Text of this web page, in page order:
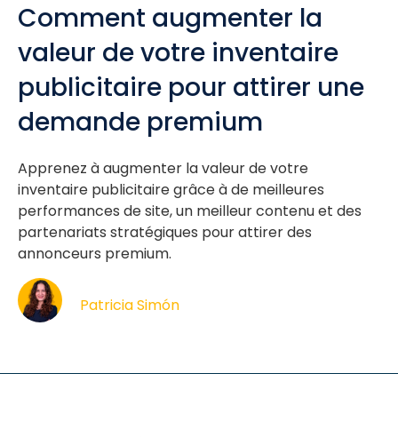
Comment augmenter la
valeur de votre inventaire
publicitaire pour attirer une
demande premium
Apprenez à augmenter la valeur de votre
inventaire publicitaire grâce à de meilleures
performances de site, un meilleur contenu et des
partenariats stratégiques pour attirer des
annonceurs premium.
Patricia Simón